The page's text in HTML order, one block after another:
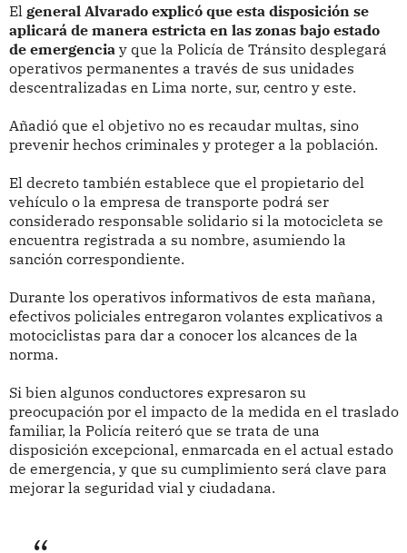
El general Alvarado explicó que esta disposición se
aplicará de manera estricta en las zonas bajo estado
de emergencia y que la Policía de Tránsito desplegará
operativos permanentes a través de sus unidades
descentralizadas en Lima norte, sur, centro y este.
Añadió que el objetivo no es recaudar multas, sino
prevenir hechos criminales y proteger a la población.
El decreto también establece que el propietario del
vehículo o la empresa de transporte podrá ser
considerado responsable solidario si la motocicleta se
encuentra registrada a su nombre, asumiendo la
sanción correspondiente.
Durante los operativos informativos de esta mañana,
efectivos policiales entregaron volantes explicativos a
motociclistas para dar a conocer los alcances de la
norma.
Si bien algunos conductores expresaron su
preocupación por el impacto de la medida en el traslado
familiar, la Policía reiteró que se trata de una
disposición excepcional, enmarcada en el actual estado
de emergencia, y que su cumplimiento será clave para
mejorar la seguridad vial y ciudadana.